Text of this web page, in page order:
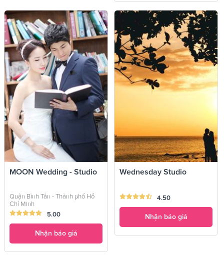
MOON Wedding - Studio
Quận Bình Tân - Thành phố Hồ
Chí Minh
5.00
Nhận báo giá
Wednesday Studio
4.50
Nhận báo giá